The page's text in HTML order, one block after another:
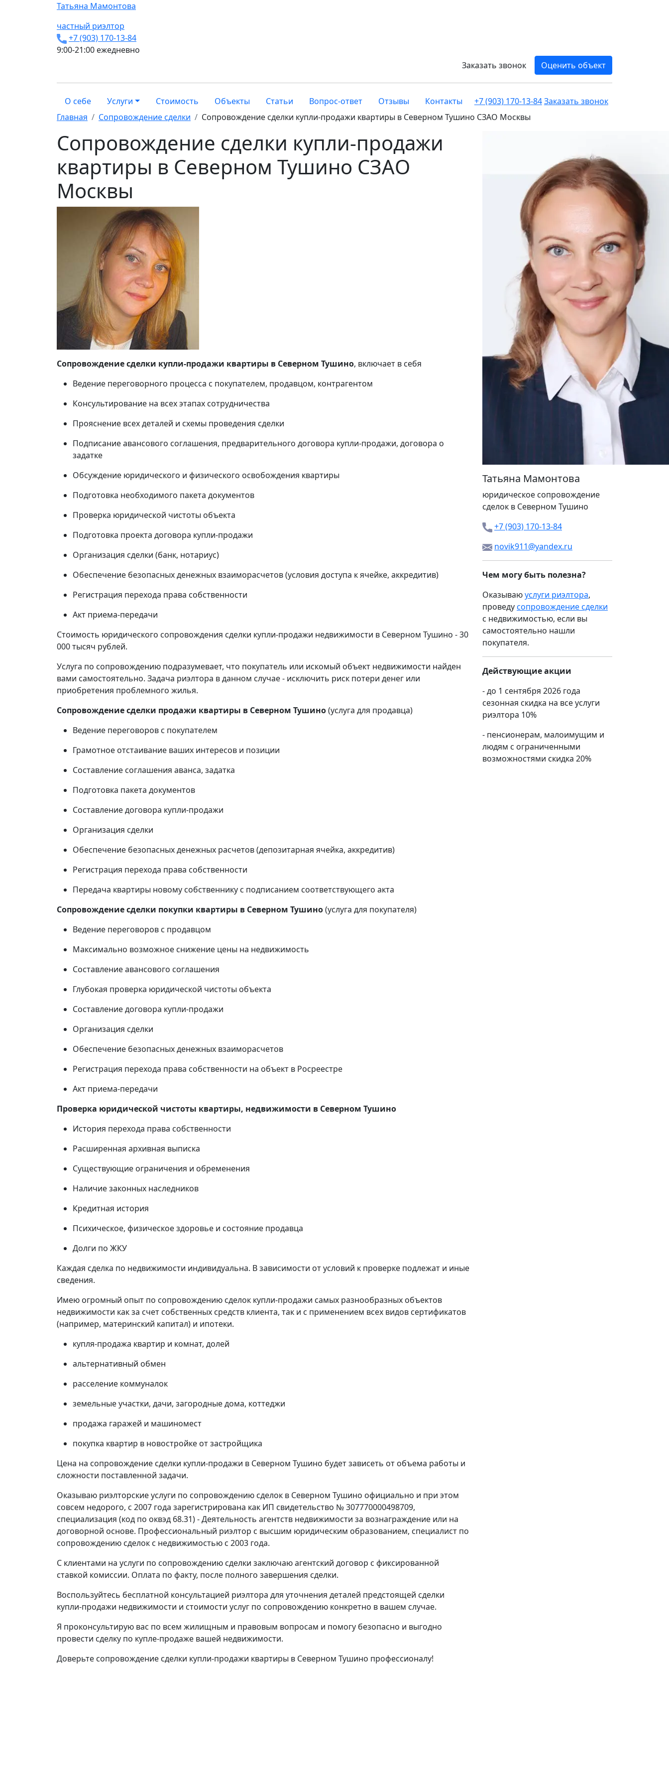
Татьяна Мамонтова
частный риэлтор
+7 (903) 170-13-84
9:00-21:00 ежедневно
Заказать звонок
Оценить объект
О себе Услуги Стоимость Объекты Статьи Вопрос-ответ Отзывы Контакты +7 (903) 170-13-84Заказать звонок
Главная
Сопровождение сделки Сопровождение сделки купли-продажи квартиры в Северном Тушино СЗАО Москвы
Сопровождение сделки купли-продажи
квартиры в Северном Тушино СЗАО
Москвы
Сопровождение сделки купли-продажи квартиры в Северном Тушино, включает в себя
Ведение переговорного процесса с покупателем, продавцом, контрагентом
Консультирование на всех этапах сотрудничества
Прояснение всех деталей и схемы проведения сделки
Подписание авансового соглашения, предварительного договора купли-продажи, договора о
задатке
Обсуждение юридического и физического освобождения квартиры
Подготовка необходимого пакета документов
Проверка юридической чистоты объекта
Подготовка проекта договора купли-продажи
Организация сделки (банк, нотариус)
Обеспечение безопасных денежных взаиморасчетов (условия доступа к ячейке, аккредитив)
Регистрация перехода права собственности
Акт приема-передачи
Стоимость юридического сопровождения сделки купли-продажи недвижимости в Северном Тушино - 30
000 тысяч рублей.
Услуга по сопровождению подразумевает, что покупатель или искомый объект недвижимости найден
вами самостоятельно. Задача риэлтора в данном случае - исключить риск потери денег или
приобретения проблемного жилья.
Сопровождение сделки продажи квартиры в Северном Тушино(услуга для продавца)
Ведение переговоров с покупателем
Грамотное отстаивание ваших интересов и позиции
Составление соглашения аванса, задатка
Подготовка пакета документов
Составление договора купли-продажи
Организация сделки
Обеспечение безопасных денежных расчетов (депозитарная ячейка, аккредитив)
Регистрация перехода права собственности
Передача квартиры новому собственнику с подписанием соответствующего акта
Сопровождение сделки покупки квартиры в Северном Тушино(услуга для покупателя)
Ведение переговоров с продавцом
Максимально возможное снижение цены на недвижимость
Составление авансового соглашения
Глубокая проверка юридической чистоты объекта
Составление договора купли-продажи
Организация сделки
Обеспечение безопасных денежных взаиморасчетов
Регистрация перехода права собственности на объект в Росреестре
Акт приема-передачи
Проверка юридической чистоты квартиры, недвижимости в Северном Тушино
История перехода права собственности
Расширенная архивная выписка
Существующие ограничения и обременения
Наличие законных наследников
Кредитная история
Психическое, физическое здоровье и состояние продавца
Долги по ЖКУ
Каждая сделка по недвижимости индивидуальна. В зависимости от условий к проверке подлежат и иные
сведения.
Имею огромный опыт по сопровождению сделок купли-продажи самых разнообразных объектов
недвижимости как за счет собственных средств клиента, так и с применением всех видов сертификатов
(например, материнский капитал) и ипотеки.
купля-продажа квартир и комнат, долей
альтернативный обмен
расселение коммуналок
земельные участки, дачи, загородные дома, коттеджи
продажа гаражей и машиномест
покупка квартир в новостройке от застройщика
Цена на сопровождение сделки купли-продажи в Северном Тушино будет зависеть от объема работы и
сложности поставленной задачи.
Оказываю риэлторские услуги по сопровождению сделок в Северном Тушино официально и при этом
совсем недорого, с 2007 года зарегистрирована как ИП свидетельство № 307770000498709,
специализация (код по оквэд 68.31) - Деятельность агентств недвижимости за вознаграждение или на
договорной основе. Профессиональный риэлтор с высшим юридическим образованием, специалист по
сопровождению сделок с недвижимостью с 2003 года.
С клиентами на услуги по сопровождению сделки заключаю агентский договор с фиксированной
ставкой комиссии. Оплата по факту, после полного завершения сделки.
Воспользуйтесь бесплатной консультацией риэлтора для уточнения деталей предстоящей сделки
купли-продажи недвижимости и стоимости услуг по сопровождению конкретно в вашем случае.
Я проконсультирую вас по всем жилищным и правовым вопросам и помогу безопасно и выгодно
провести сделку по купле-продаже вашей недвижимости.
Доверьте сопровождение сделки купли-продажи квартиры в Северном Тушино профессионалу!
Татьяна Мамонтова
юридическое сопровождение
сделок в Северном Тушино
+7 (903) 170-13-84
novik911@yandex.ru
Чем могу быть полезна?
Оказываюуслуги риэлтора,
проведусопровождение сделки
с недвижимостью, если вы
самостоятельно нашли
покупателя.
Действующие акции
- до 1 сентября 2026 года
сезонная скидка на все услуги
риэлтора 10%
- пенсионерам, малоимущим и
людям с ограниченными
возможностями скидка 20%